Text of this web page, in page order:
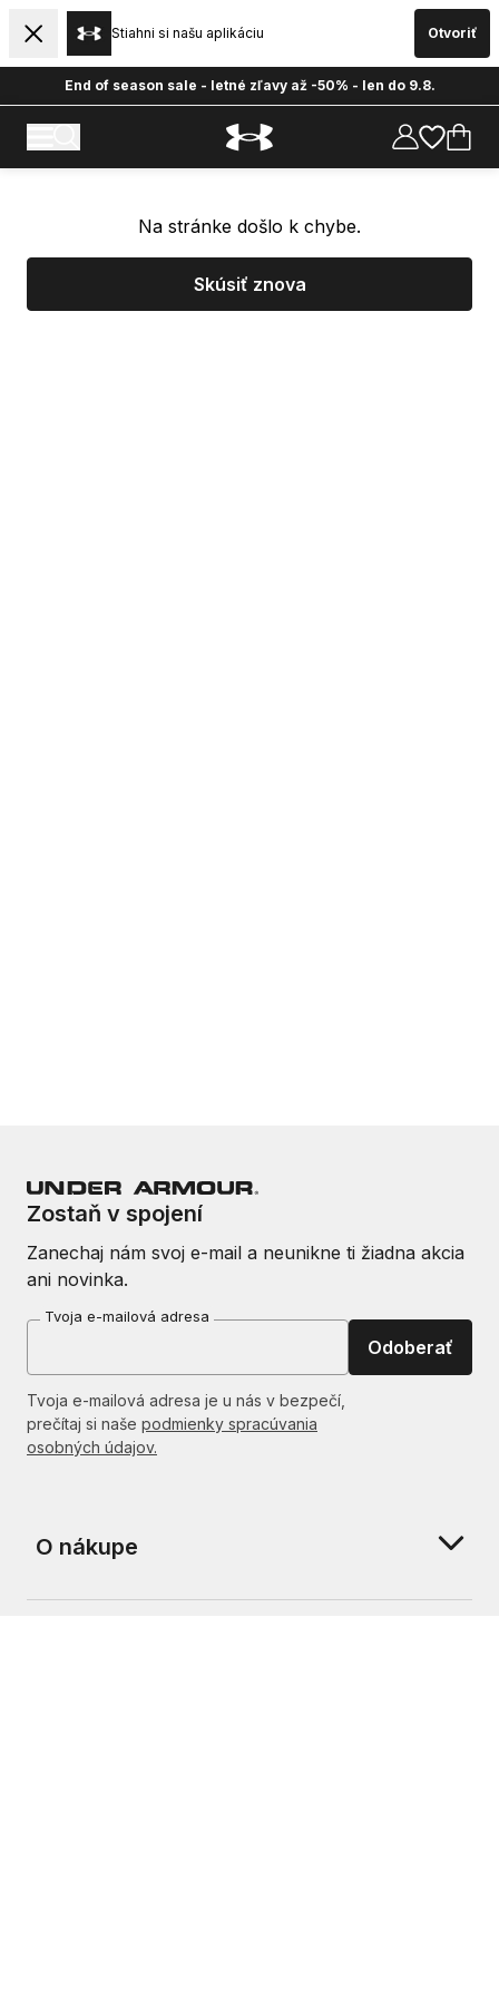
Stiahni si našu aplikáciu Otvoriť
End of season sale - letné zľavy až -50% - len do 9.8.
Na stránke došlo k chybe.
Skúsiť znova
Zostaň v spojení
Zanechaj nám svoj e-mail a neunikne ti žiadna akcia
ani novinka.
Tvoja e-mailová adresa
Odoberať
Tvoja e-mailová adresa je u nás v bezpečí,
prečítaj si naše podmienky spracúvania
osobných údajov.
O nákupe